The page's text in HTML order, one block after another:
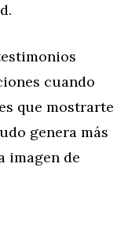
cuando
que mostrarte
genera más
imagen de